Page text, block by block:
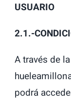
USUARIO
2.1.-
A través de
podrá